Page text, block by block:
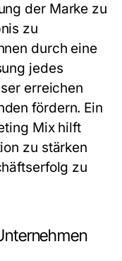
der Marke zu
zu
durch eine
jedes
erreichen
fördern. Ein
Mix hilft
zu stärken
zu